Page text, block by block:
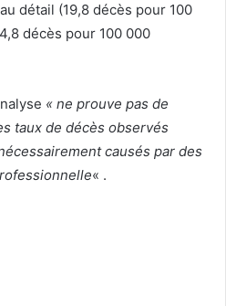
détail (19,8 décès pour 100
décès pour 100 000
« ne prouve pas de
taux de décès observés
causés par des
« .